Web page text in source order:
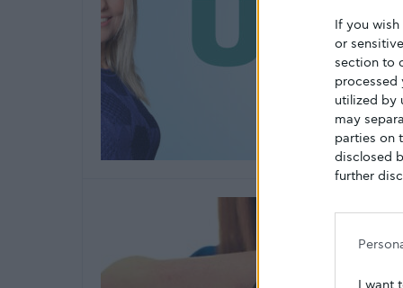
If you
or
section to
processed
utilized by
may
parties on
disclosed
further
I want